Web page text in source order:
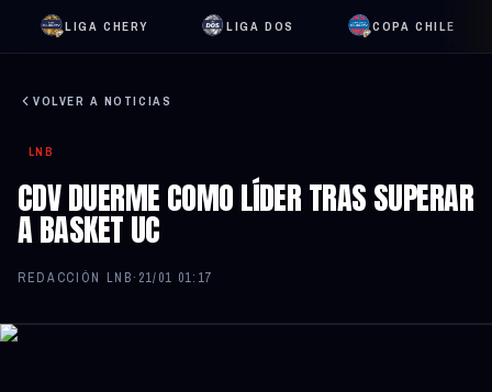
LIGA CHERY LIGA DOS COPA CHILE
VOLVER A NOTICIAS
LNB
CDV DUERME COMO LÍDER TRAS SUPERAR
A BASKET UC
REDACCIÓN LNB· 21/01 01:17